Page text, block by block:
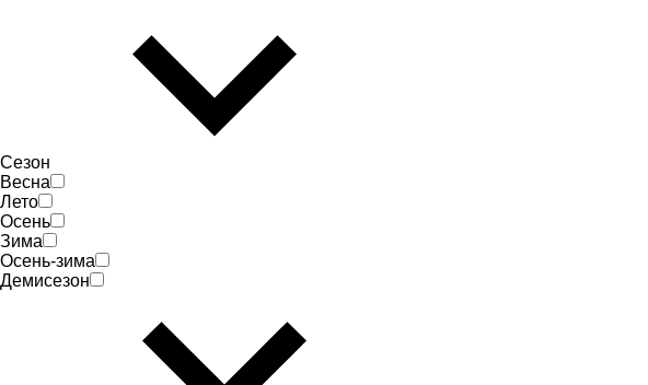
Сезон
Весна
Лето
Осень
Зима
Осень-зима
Демисезон